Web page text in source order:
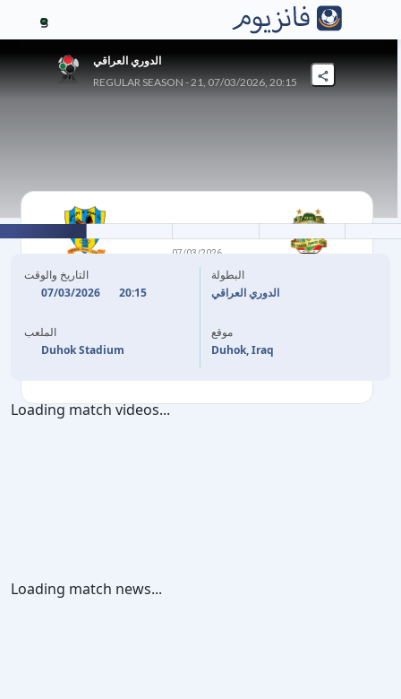
3
الدوري العراقي
REGULAR SEASON - 21, 07/03/2026, 20:15
دهوك
07/03/2026
86' J. AL IMAM
التاريخ والوقت
07/03/2026
20:15
الملعب
Duhok Stadium
البطولة
الدوري العراقي
موقع
Duhok, Iraq
Loading match videos...
Loading match news...